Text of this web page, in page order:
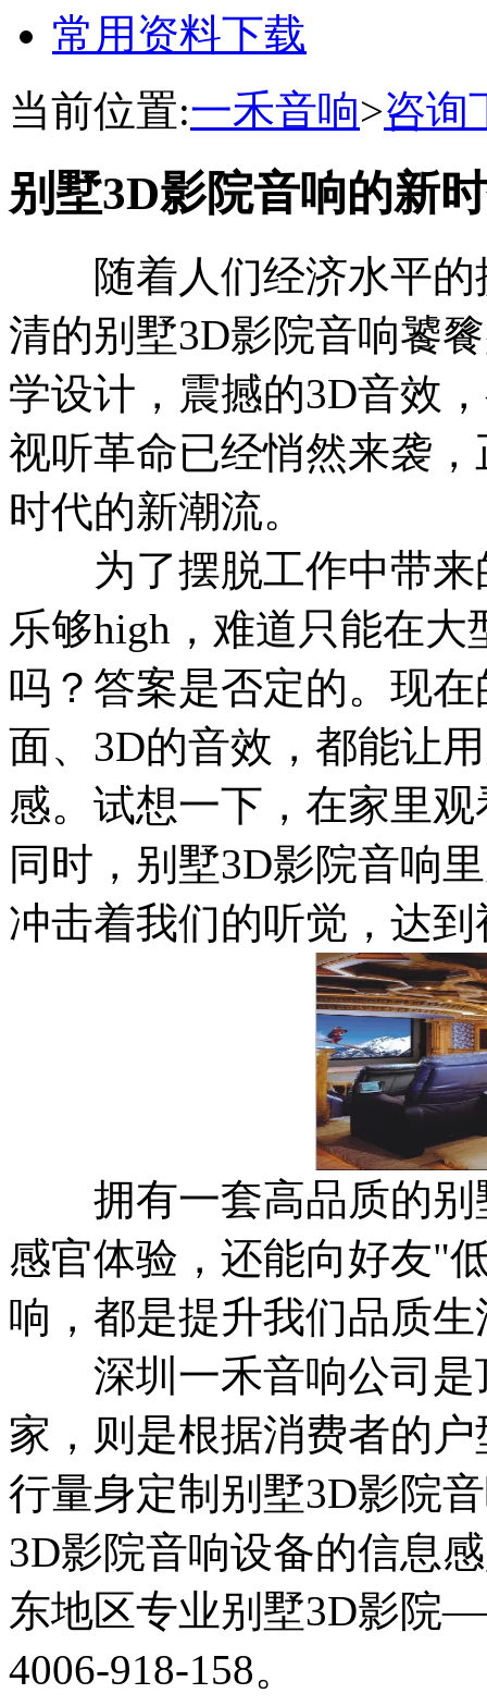
常用资料下载
当前位置:一禾音响>咨询
别墅3D影院音响的新
随着人们经济水平的
清的别墅3D影院音响饕
学设计，震撼的3D音效
视听革命已经悄然来袭
时代的新潮流。
为了摆脱工作中带来
乐够high，难道只能在
吗？答案是否定的。现
面、3D的音效，都能让
感。试想一下，在家里
同时，别墅3D影院音响
冲击着我们的听觉，达
拥有一套高品质的别
感官体验，还能向好友"
响，都是提升我们品质
深圳一禾音响公司是
家，则是根据消费者的
行量身定制别墅3D影院
3D影院音响设备的信息
东地区专业别墅3D影院
4006-918-158。